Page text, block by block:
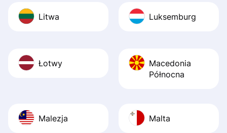
Litwa Luksemburg
Łotwy
Macedonia
Północna
Malezja Malta